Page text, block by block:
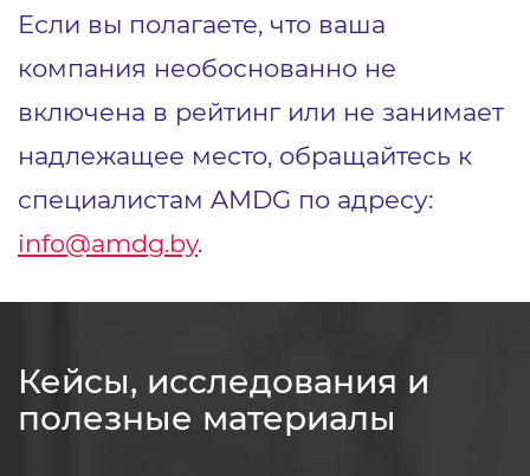
Если вы полагаете, что ваша
компания необоснованно не
включена в рейтинг или не занимает
надлежащее место, обращайтесь к
специалистам AMDG по адресу:
info@amdg.by.
Кейсы, исследования и
полезные материалы